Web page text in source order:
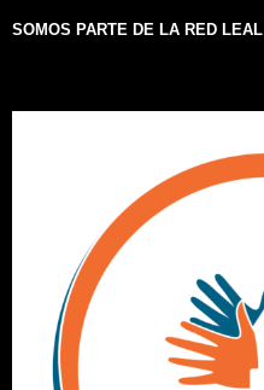
SOMOS PARTE DE LA RED LEAL